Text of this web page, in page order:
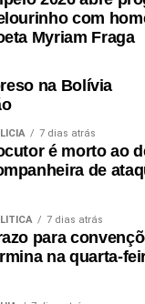
com
Myriam Fraga
na Bolívia
7 dias atrás
é morto ao
de
7 dias atrás
para
na quarta-